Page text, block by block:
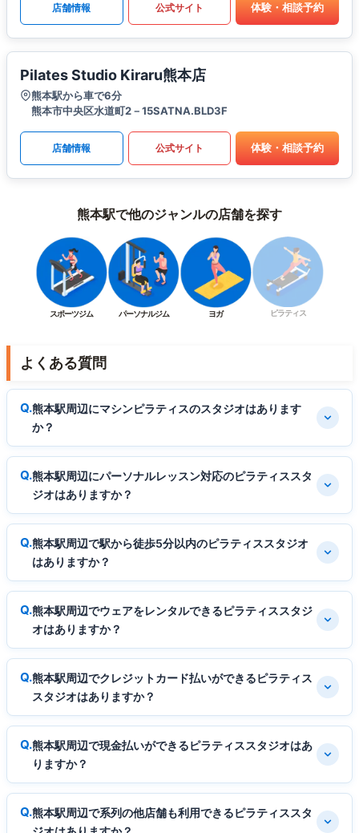
店舗情報 公式サイト 体験・相談予約
Pilates Studio Kiraru熊本店
熊本駅から車で6分
熊本市中央区水道町2－15SATNA.BLD3F
店舗情報 公式サイト 体験・相談予約
熊本駅で他のジャンルの店舗を探す
スポーツジム パーソナルジム ヨガ ピラティス
よくある質問
熊本駅周辺にマシンピラティスのスタジオはあります
か？
熊本駅周辺にパーソナルレッスン対応のピラティススタ
ジオはありますか？
熊本駅周辺で駅から徒歩5分以内のピラティススタジオ
はありますか？
熊本駅周辺でウェアをレンタルできるピラティススタジ
オはありますか？
熊本駅周辺でクレジットカード払いができるピラティス
スタジオはありますか？
熊本駅周辺で現金払いができるピラティススタジオはあ
りますか？
熊本駅周辺で系列の他店舗も利用できるピラティススタ